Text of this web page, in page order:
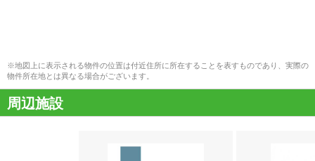
※地図上に表示される物件の位置は付近住所に所在することを表すものであり、実際の
物件所在地とは異なる場合がございます。
周辺施設